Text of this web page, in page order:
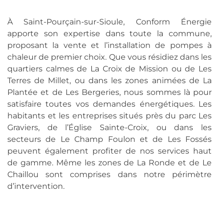
À Saint-Pourçain-sur-Sioule, Conform Énergie
apporte son expertise dans toute la commune,
proposant la vente et l’installation de pompes à
chaleur de premier choix. Que vous résidiez dans les
quartiers calmes de La Croix de Mission ou de Les
Terres de Millet, ou dans les zones animées de La
Plantée et de Les Bergeries, nous sommes là pour
satisfaire toutes vos demandes énergétiques. Les
habitants et les entreprises situés près du parc Les
Graviers, de l’Église Sainte-Croix, ou dans les
secteurs de Le Champ Foulon et de Les Fossés
peuvent également profiter de nos services haut
de gamme. Même les zones de La Ronde et de Le
Chaillou sont comprises dans notre périmètre
d’intervention.